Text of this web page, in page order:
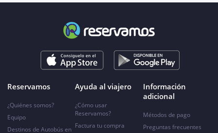
Reservamos
¿Quiénes somos?
Equipo
Destinos de Autobús en
Ayuda al viajero
¿Cómo usar
Reservamos?
Factura tu compra
Información
adicional
Métodos de pago
Preguntas frecuentes